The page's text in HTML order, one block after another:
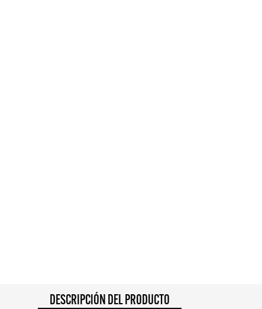
DESCRIPCIÓN DEL PRODUCTO